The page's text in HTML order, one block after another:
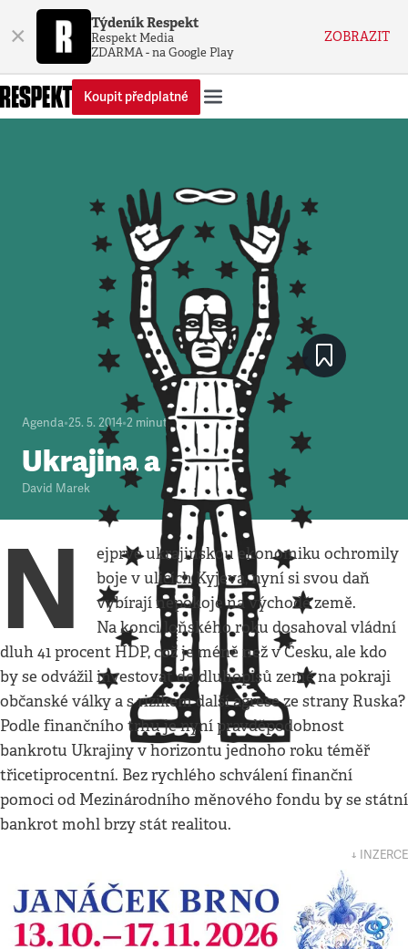
× Týdeník Respekt
Respekt Media
ZDARMA - na Google Play
ZOBRAZIT
Koupit předplatné
Agenda•25. 5. 2014•2 minuty
Ukrajina a MMF
David Marek
N
ejprve ukrajinskou ekonomiku ochromily
boje v ulicích Kyjeva, nyní si svou daň
vybírají nepokoje na východě země.
Na konci loňského roku dosahoval vládní
dluh 41 procent HDP, což je méně než v Česku, ale kdo
by se odvážil investovat do dluhopisů země na pokraji
občanské války a s rizikem další agrese ze strany Ruska?
Podle finančního trhu je nyní pravděpodobnost
bankrotu Ukrajiny v horizontu jednoho roku téměř
třicetiprocentní. Bez rychlého schválení finanční
pomoci od Mezinárodního měnového fondu by se státní
bankrot mohl brzy stát realitou.
↓ INZERCE